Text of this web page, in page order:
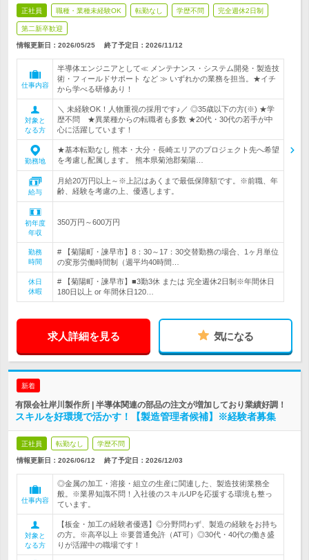
正社員 職種・業種未経験OK 転勤なし 学歴不問 完全週休2日制
第二新卒歓迎
情報更新日：2026/05/25 終了予定日： 2026/11/12
仕事内容
半導体エンジニアとして≪ メンテナンス・システム開発・製造技
術・フィールドサポート など ≫ いずれかの業務を担当。★イチ
から学べる研修あり！
対象と
なる方
＼ 未経験OK！人物重視の採用です♪／ ◎35歳以下の方(※) ★学
歴不問 ★異業種からの転職者も多数 ★20代・30代の若手が中
心に活躍しています！
勤務地
★基本転勤なし 熊本・大分・長崎エリアのプロジェクト先へ希望
を考慮し配属します。 熊本県菊池郡菊陽…
給与
月給20万円以上～※上記はあくまで最低保障額です。※前職、年
齢、経験を考慮の上、優遇します。
初年度
年収
350万円～600万円
勤務
時間
# 【菊陽町・諫早市】8：30～17：30交替勤務の場合、1ヶ月単位
の変形労働時間制（週平均40時間…
休日
休暇
# 【菊陽町・諫早市】■3勤3休 または 完全週休2日制※年間休日
180日以上 or 年間休日120…
求人詳細を見る 気になる
新着
有限会社岸川製作所 | 半導体関連の部品の注文が増加しており業績好調！
スキルを好環境で活かす！【製造管理者候補】※経験者募集
正社員 転勤なし 学歴不問
情報更新日：2026/06/12 終了予定日： 2026/12/03
仕事内容
◎金属の加工・溶接・組立の生産に関連した、製造技術業務全
般。※業界知識不問！入社後のスキルUPを応援する環境も整っ
ています。
対象と
なる方
【板金・加工の経験者優遇】◎分野問わず、製造の経験をお持ち
の方。※高卒以上 ※要普通免許（AT可）◎30代・40代の働き盛
りが活躍中の職場です！